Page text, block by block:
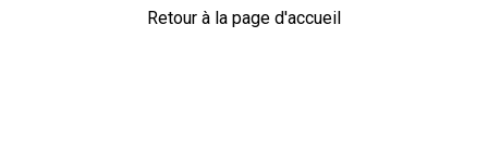
Retour à la page d'accueil